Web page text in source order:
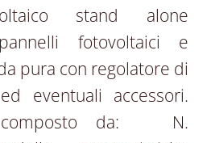
stand alone
fotovoltaici e
pura con regolatore di
eventuali accessori.
da: N.